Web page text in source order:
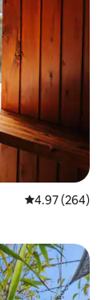
レビュー264
4.97 (264)